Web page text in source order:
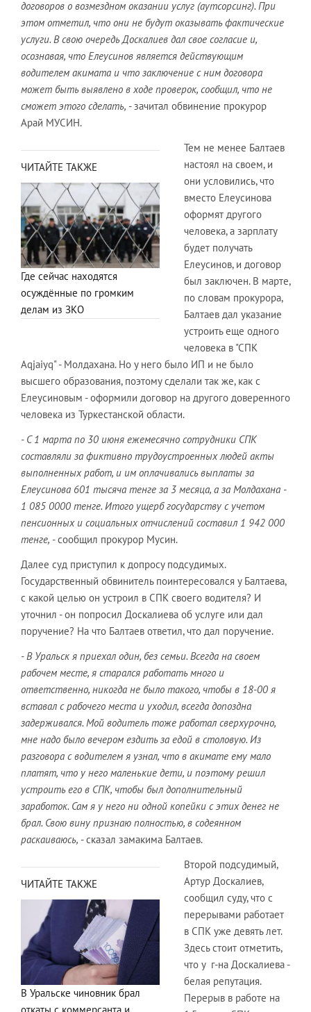
договоров о возмездном оказании услуг (аутсорсинг). При
этом отметил, что они не будут оказывать фактические
услуги. В свою очередь Доскалиев дал свое согласие и,
осознавая, что Елеусинов является действующим
водителем акимата и что заключение с ним договора
может быть выявлено в ходе проверок, сообщил, что не
сможет этого сделать, - зачитал обвинение прокурор
Арай МУСИН.
ЧИТАЙТЕ ТАКЖЕ
Где сейчас находятся
осуждённые по громким
делам из ЗКО
Тем не менее Балтаев
настоял на своем, и
они условились, что
вместо Елеусинова
оформят другого
человека, а зарплату
будет получать
Елеусинов, и договор
был заключен. В марте,
по словам прокурора,
Балтаев дал указание
устроить еще одного
человека в "СПК
Aqjaiyq" - Молдахана. Но у него было ИП и не было
высшего образования, поэтому сделали так же, как с
Елеусиновым - оформили договор на другого доверенного
человека из Туркестанской области.
- С 1 марта по 30 июня ежемесячно сотрудники СПК
составляли за фиктивно трудоустроенных людей акты
выполненных работ, и им оплачивались выплаты за
Елеусинова 601 тысяча тенге за 3 месяца, а за Молдахана -
1 085 0000 тенге. Итого ущерб государству с учетом
пенсионных и социальных отчислений составил 1 942 000
тенге, - сообщил прокурор Мусин.
Далее суд приступил к допросу подсудимых.
Государственный обвинитель поинтересовался у Балтаева,
с какой целью он устроил в СПК своего водителя? И
уточнил - он попросил Доскалиева об услуге или дал
поручение? На что Балтаев ответил, что дал поручение.
- В Уральск я приехал один, без семьи. Всегда на своем
рабочем месте, я старался работать много и
ответственно, никогда не было такого, чтобы в 18-00 я
вставал с рабочего места и уходил, всегда допоздна
задерживался. Мой водитель тоже работал сверхурочно,
мне надо было вечером ездить за едой в столовую. Из
разговора с водителем я узнал, что в акимате ему мало
платят, что у него маленькие дети, и поэтому решил
устроить его в СПК, чтобы был дополнительный
заработок. Сам я у него ни одной копейки с этих денег не
брал. Свою вину признаю полностью, в содеянном
раскаиваюсь, - сказал замакима Балтаев.
ЧИТАЙТЕ ТАКЖЕ
В Уральске чиновник брал
Второй подсудимый,
Артур Доскалиев,
сообщил суду, что с
перерывами работает
в СПК уже девять лет.
Здесь стоит отметить,
что у г-на Доскалиева -
белая репутация.
Перерыв в работе на